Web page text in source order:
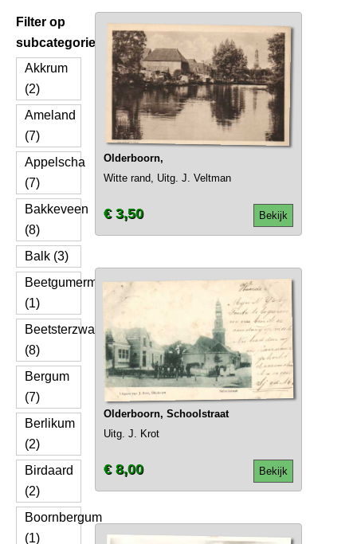
Filter op
subcategorie
Akkrum
(2)
Ameland
(7)
Appelscha
(7)
Bakkeveen
(8)
Balk (3)
Beetgumermolen
(1)
Beetsterzwaag
(8)
Bergum
(7)
Berlikum
(2)
Birdaard
(2)
Boornbergum
(1)
Olderboorn,
Witte rand, Uitg. J. Veltman
Bekijk
€ 3,50
Olderboorn, Schoolstraat
Uitg. J. Krot
Bekijk
€ 8,00